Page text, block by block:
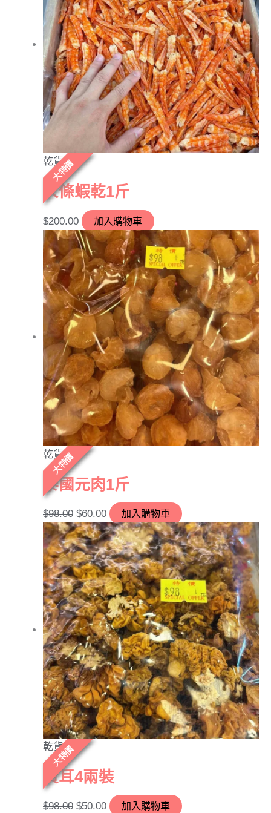
大特價
乾貨
大條蝦乾1斤
$200.00 加入購物車
大特價
乾貨
泰國元肉1斤
$98.00 $60.00 加入購物車
大特價
乾貨
黃耳4兩裝
$98.00 $50.00 加入購物車